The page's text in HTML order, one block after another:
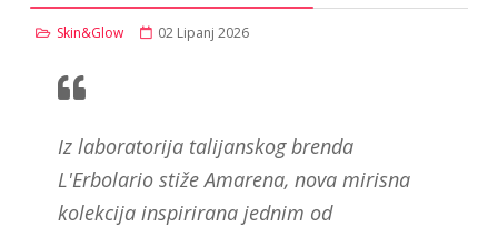
Skin&Glow 02 Lipanj 2026
Iz laboratorija talijanskog brenda
L'Erbolario stiže Amarena, nova mirisna
kolekcija inspirirana jednim od